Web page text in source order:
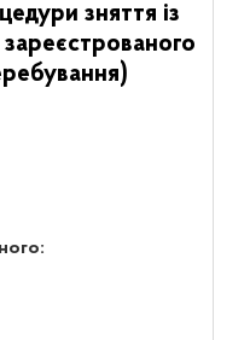
зняття із